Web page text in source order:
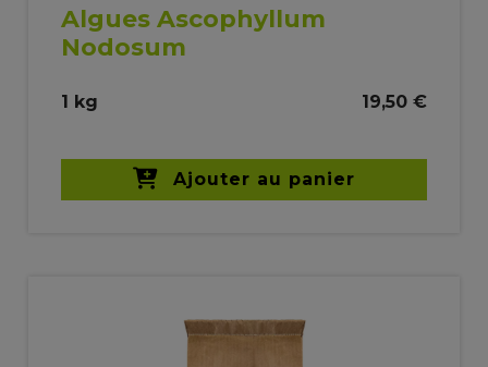
Algues Ascophyllum
Nodosum
1 kg 19,50 €
Ajouter au panier